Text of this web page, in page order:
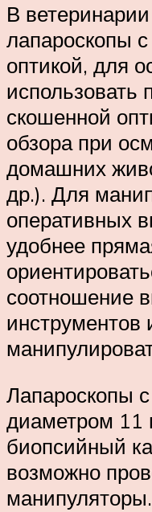
В
лапароскопы
оптикой, для
использовать
скошенной
обзора при
домашних
др.). Для
оперативных
удобнее
соотношение
инструментов
Лапароскопы
диаметром
биопсийный
возможно